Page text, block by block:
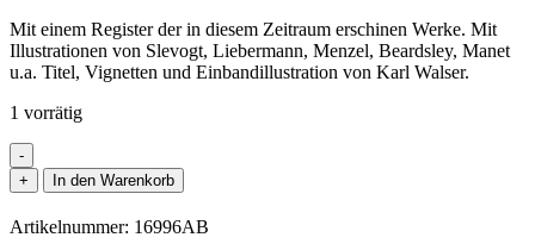
Mit einem Register der in diesem Zeitraum erschinen Werke. Mit
Illustrationen von Slevogt, Liebermann, Menzel, Beardsley, Manet
u.a. Titel, Vignetten und Einbandillustration von Karl Walser.
1 vorrätig
-
Cassirer
-
Bruno
+ In den Warenkorb
Artikelnummer: 16996AB